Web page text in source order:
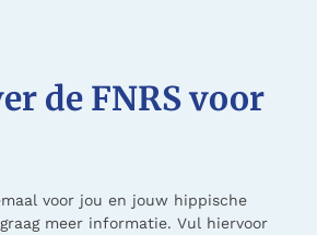
de FNRS voor
voor jou en jouw hippische
meer informatie. Vul hiervoor